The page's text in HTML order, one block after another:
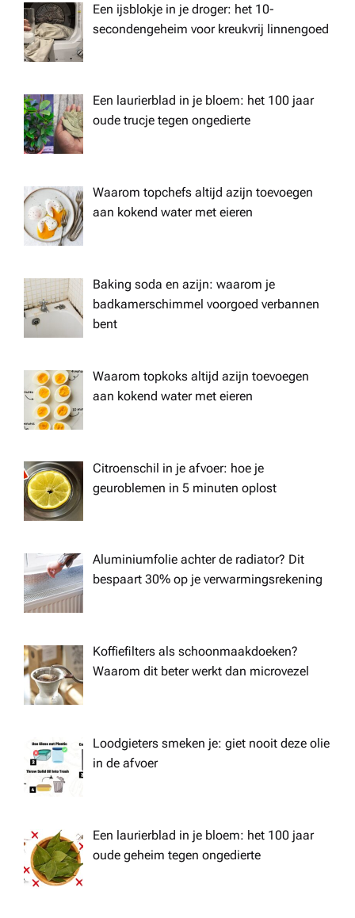
Een ijsblokje in je droger: het 10-
secondengeheim voor kreukvrij linnengoed
Een laurierblad in je bloem: het 100 jaar
oude trucje tegen ongedierte
Waarom topchefs altijd azijn toevoegen
aan kokend water met eieren
Baking soda en azijn: waarom je
badkamerschimmel voorgoed verbannen
bent
Waarom topkoks altijd azijn toevoegen
aan kokend water met eieren
Citroenschil in je afvoer: hoe je
geuroblemen in 5 minuten oplost
Aluminiumfolie achter de radiator? Dit
bespaart 30% op je verwarmingsrekening
Koffiefilters als schoonmaakdoeken?
Waarom dit beter werkt dan microvezel
Loodgieters smeken je: giet nooit deze olie
in de afvoer
Een laurierblad in je bloem: het 100 jaar
oude geheim tegen ongedierte